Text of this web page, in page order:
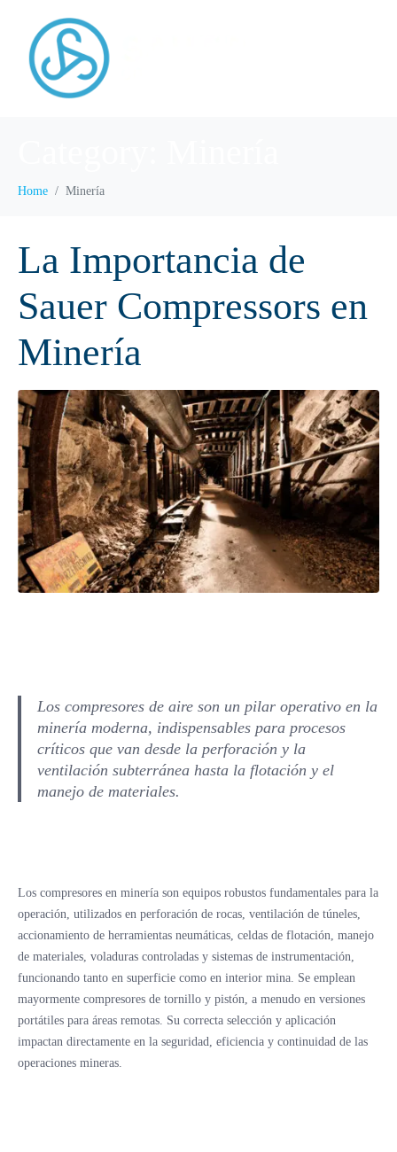
Home Minería
La Importancia de
Sauer Compressors en
Minería
Los compresores de aire son un pilar operativo en la
minería moderna, indispensables para procesos
críticos que van desde la perforación y la
ventilación subterránea hasta la flotación y el
manejo de materiales.
Los compresores en minería son equipos robustos fundamentales para la
operación, utilizados en perforación de rocas, ventilación de túneles,
accionamiento de herramientas neumáticas, celdas de flotación, manejo
de materiales, voladuras controladas y sistemas de instrumentación,
funcionando tanto en superficie como en interior mina. Se emplean
mayormente compresores de tornillo y pistón, a menudo en versiones
portátiles para áreas remotas. Su correcta selección y aplicación
impactan directamente en la seguridad, eficiencia y continuidad de las
operaciones mineras.